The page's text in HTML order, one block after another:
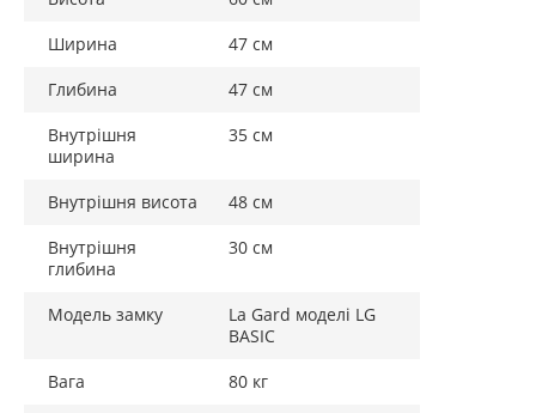
Ширина
47 см
Глибина
47 см
Внутрішня
ширина
35 см
Внутрішня висота
48 см
Внутрішня
глибина
30 см
Модель замку
La Gard моделі LG
BASIC
Вага
80 кг